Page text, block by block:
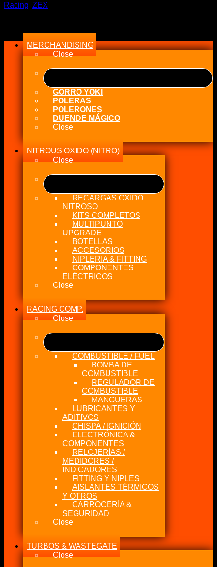
Racing ZEX
MERCHANDISING
Close
GORRO YOKI
POLERAS
POLERONES
DUENDE MÁGICO
Close
NITROUS OXIDO (NITRO)
Close
RECARGAS OXIDO
NITROSO
KITS COMPLETOS
MULTIPUNTO
UPGRADE
BOTELLAS
ACCESORIOS
NIPLERIA & FITTING
COMPONENTES
ELÉCTRICOS
Close
RACING COMP.
Close
COMBUSTIBLE / FUEL
BOMBA DE
COMBUSTIBLE
REGULADOR DE
COMBUSTIBLE
MANGUERAS
LUBRICANTES Y
ADITIVOS
CHISPA / IGNICIÓN
ELECTRÓNICA &
COMPONENTES
RELOJERÍAS /
MEDIDORES /
INDICADORES
FITTING Y NIPLES
AISLANTES TÉRMICOS
Y OTROS
CARROCERÍA &
SEGURIDAD
Close
TURBOS & WASTEGATE
Close